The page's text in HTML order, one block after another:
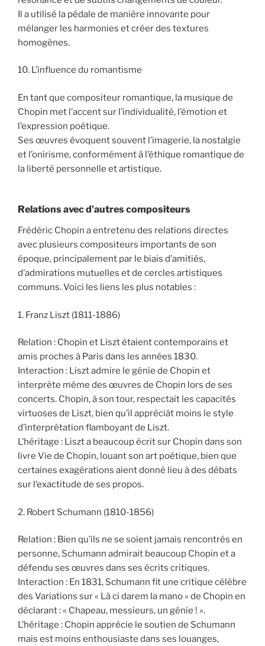
Il a utilisé la pédale de manière innovante pour
mélanger les harmonies et créer des textures
homogènes.
10. L’influence du romantisme
En tant que compositeur romantique, la musique de
Chopin met l’accent sur l’individualité, l’émotion et
l’expression poétique.
Ses œuvres évoquent souvent l’imagerie, la nostalgie
et l’onirisme, conformément à l’éthique romantique de
la liberté personnelle et artistique.
Relations avec d’autres compositeurs
Frédéric Chopin a entretenu des relations directes
avec plusieurs compositeurs importants de son
époque, principalement par le biais d’amitiés,
d’admirations mutuelles et de cercles artistiques
communs. Voici les liens les plus notables :
1. Franz Liszt (1811-1886)
Relation : Chopin et Liszt étaient contemporains et
amis proches à Paris dans les années 1830.
Interaction : Liszt admire le génie de Chopin et
interprète même des œuvres de Chopin lors de ses
concerts. Chopin, à son tour, respectait les capacités
virtuoses de Liszt, bien qu’il appréciât moins le style
d’interprétation flamboyant de Liszt.
L’héritage : Liszt a beaucoup écrit sur Chopin dans son
livre Vie de Chopin, louant son art poétique, bien que
certaines exagérations aient donné lieu à des débats
sur l’exactitude de ses propos.
2. Robert Schumann (1810-1856)
Relation : Bien qu’ils ne se soient jamais rencontrés en
personne, Schumann admirait beaucoup Chopin et a
défendu ses œuvres dans ses écrits critiques.
Interaction : En 1831, Schumann fit une critique célèbre
des Variations sur « Là ci darem la mano » de Chopin en
déclarant : « Chapeau, messieurs, un génie ! ».
L’héritage : Chopin apprécie le soutien de Schumann
mais est moins enthousiaste dans ses louanges,